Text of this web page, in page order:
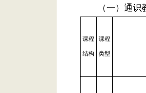
（一）通
课程
结构
课程
类型